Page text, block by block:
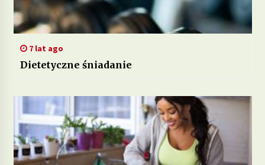
7 lat ago
Dietetyczne śniadanie